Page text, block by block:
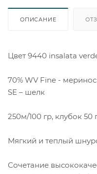
ОПИСАНИЕ
Цвет 9440 insalata
70% WV Fine -
SE – шелк
250м/100 гр, клубок 50
Мягкий и теплый
Сочетание